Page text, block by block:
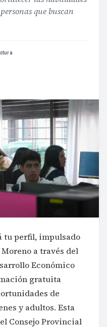
que buscan
·
tu perfil, impulsado
a través del
Económico
gratuita
de
y adultos. Esta
Consejo Provincial